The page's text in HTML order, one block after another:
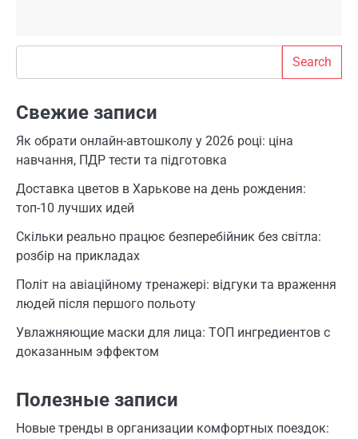
Search
Свежие записи
Як обрати онлайн-автошколу у 2026 році: ціна
навчання, ПДР тести та підготовка
Доставка цветов в Харькове на день рождения:
топ-10 лучших идей
Скільки реально працює безперебійник без світла:
розбір на прикладах
Політ на авіаційному тренажері: відгуки та враження
людей після першого польоту
Увлажняющие маски для лица: ТОП ингредиентов с
доказанным эффектом
Полезные записи
Новые тренды в организации комфортных поездок: